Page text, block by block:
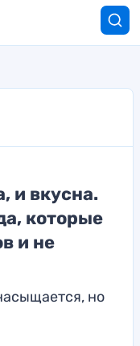
и вкусна.
которые
и не
но